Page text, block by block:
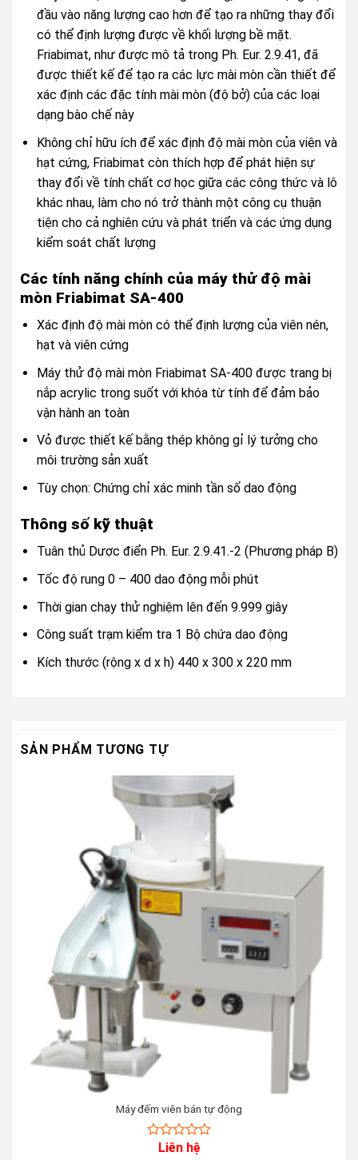
đầu vào năng lượng cao hơn để tạo ra những thay đổi
có thể định lượng được về khối lượng bề mặt.
Friabimat, như được mô tả trong Ph. Eur. 2.9.41, đã
được thiết kế để tạo ra các lực mài mòn cần thiết để
xác định các đặc tính mài mòn (độ bở) của các loại
dạng bào chế này
Không chỉ hữu ích để xác định độ mài mòn của viên và
hạt cứng, Friabimat còn thích hợp để phát hiện sự
thay đổi về tính chất cơ học giữa các công thức và lô
khác nhau, làm cho nó trở thành một công cụ thuận
tiện cho cả nghiên cứu và phát triển và các ứng dụng
kiểm soát chất lượng
Các tính năng chính của máy thử độ mài
mòn Friabimat SA-400
Xác định độ mài mòn có thể định lượng của viên nén,
hạt và viên cứng
Máy thử độ mài mòn Friabimat SA-400 được trang bị
nắp acrylic trong suốt với khóa từ tính để đảm bảo
vận hành an toàn
Vỏ được thiết kế bằng thép không gỉ lý tưởng cho
môi trường sản xuất
Tùy chọn: Chứng chỉ xác minh tần số dao động
Thông số kỹ thuật
Tuân thủ Dược điển Ph. Eur. 2.9.41.-2 (Phương pháp B)
Tốc độ rung 0 – 400 dao động mỗi phút
Thời gian chạy thử nghiệm lên đến 9.999 giây
Công suất trạm kiểm tra 1 Bộ chứa dao động
Kích thước (rộng x d x h) 440 x 300 x 220 mm
SẢN PHẨM TƯƠNG TỰ
Máy đếm viên bán tự động
Liên hệ